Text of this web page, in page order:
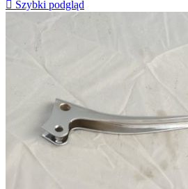
 Szybki podgląd